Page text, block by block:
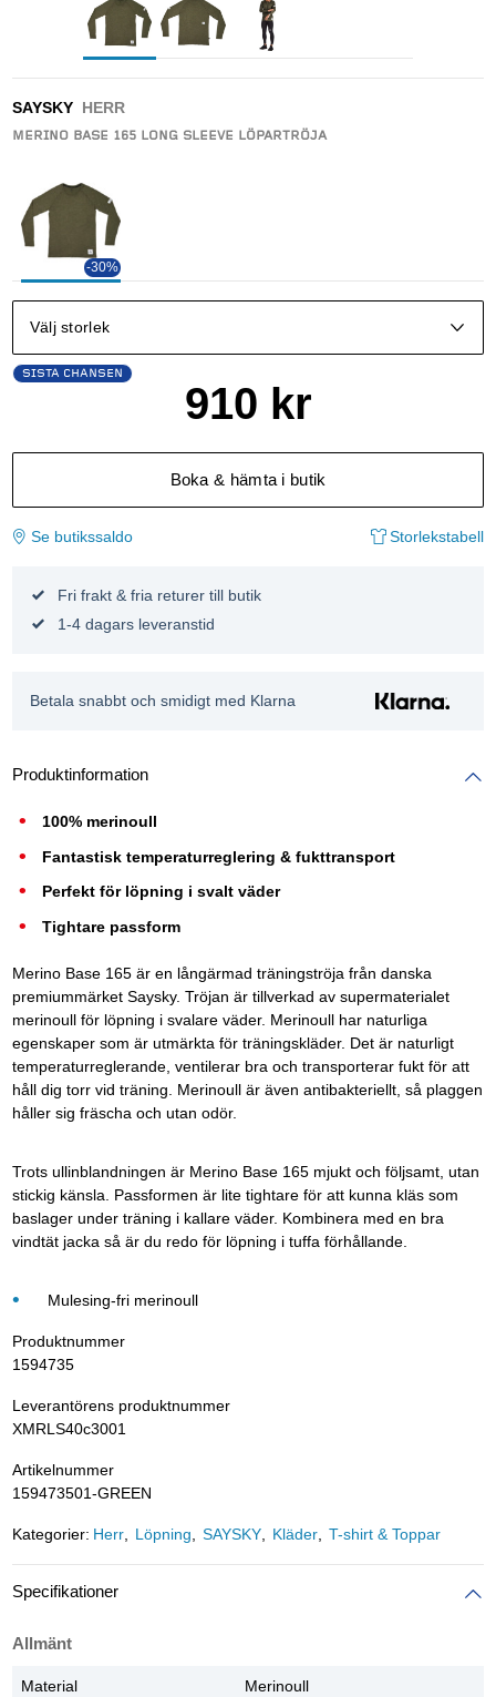
SAYSKY HERR
MERINO BASE 165 LONG SLEEVE LÖPARTRÖJA
-30%
Välj storlek
910 kr
SISTA CHANSEN
Boka & hämta i butik
Se butikssaldo Storlekstabell
Fri frakt & fria returer till butik
1-4 dagars leveranstid
Betala snabbt och smidigt med Klarna
Produktinformation
100% merinoull
Fantastisk temperaturreglering & fukttransport
Perfekt för löpning i svalt väder
Tightare passform
Merino Base 165 är en långärmad träningströja från danska
premiummärket Saysky. Tröjan är tillverkad av supermaterialet
merinoull för löpning i svalare väder. Merinoull har naturliga
egenskaper som är utmärkta för träningskläder. Det är naturligt
temperaturreglerande, ventilerar bra och transporterar fukt för att
håll dig torr vid träning. Merinoull är även antibakteriellt, så plaggen
håller sig fräscha och utan odör.
Trots ullinblandningen är Merino Base 165 mjukt och följsamt, utan
stickig känsla. Passformen är lite tightare för att kunna kläs som
baslager under träning i kallare väder. Kombinera med en bra
vindtät jacka så är du redo för löpning i tuffa förhållande.
Mulesing-fri merinoull
Produktnummer
1594735
Leverantörens produktnummer
XMRLS40c3001
Artikelnummer
159473501-GREEN
Kategorier: Herr Löpning SAYSKY Kläder T-shirt & Toppar
Specifikationer
Allmänt
Material Merinoull